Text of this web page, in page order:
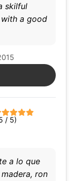
skilful
a good
/ 5)
a lo que
ron